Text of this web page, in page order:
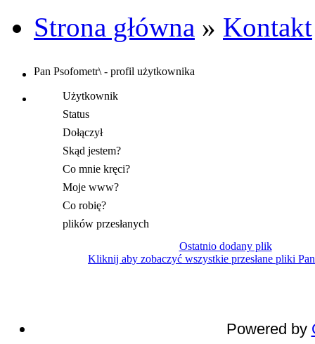
Strona główna » Kontakt
Pan Psofometr\ - profil użytkownika
Użytkownik
Status
Dołączył
Skąd jestem?
Co mnie kręci?
Moje www?
Co robię?
plików przesłanych
Ostatnio dodany plik
Kliknij aby zobaczyć wszystkie przesłane pliki
Powered by